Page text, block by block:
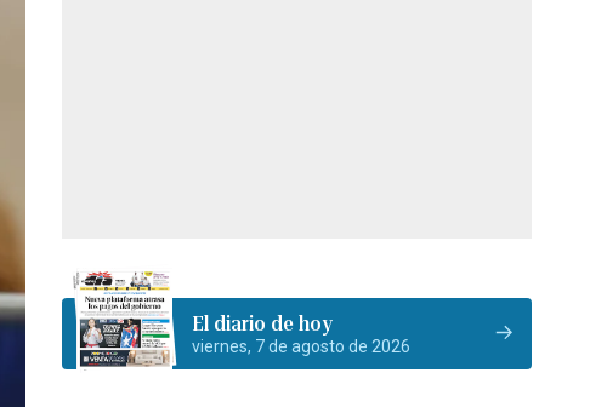
El diario de hoy
viernes, 7 de agosto de 2026